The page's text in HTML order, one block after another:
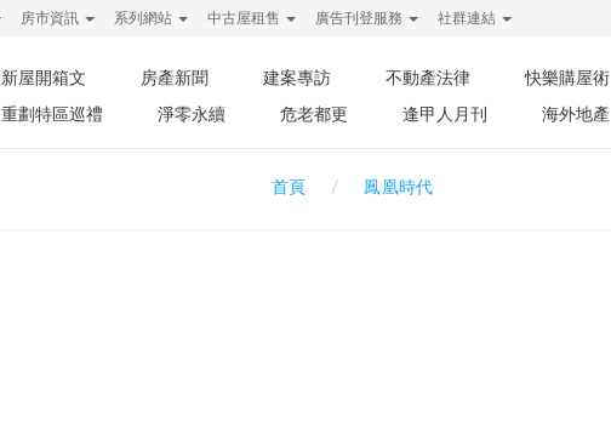
房市資訊 系列網站 中古屋租售 廣告刊登服務 社群連結
新屋開箱文 房產新聞 建案專訪 不動產法律 快樂購屋術
重劃特區巡禮
淨零永續 危老都更 逢甲人月刊 海外地產
首頁 鳳凰時代